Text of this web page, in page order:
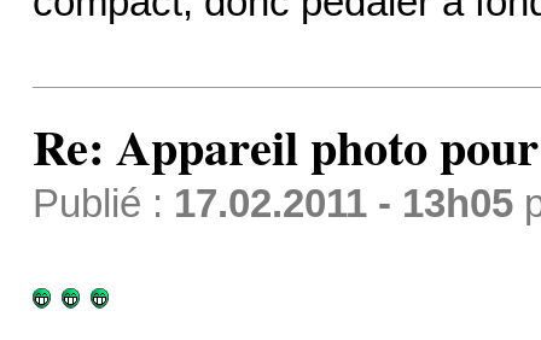
Re: Appareil photo
Publié : 17.02.2011 - 13h05